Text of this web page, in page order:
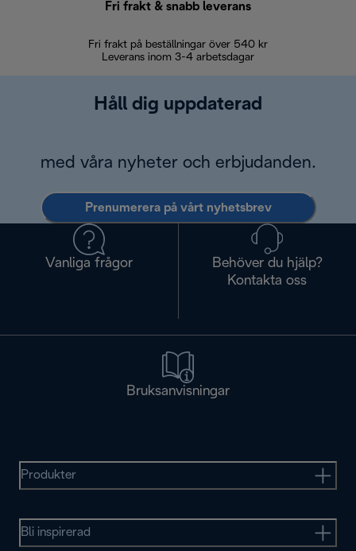
Fri frakt & snabb leverans
Fri frakt på beställningar över 540 kr
Leverans inom 3-4 arbetsdagar
Håll dig uppdaterad
med våra nyheter och erbjudanden.
Prenumerera på vårt nyhetsbrev
Vanliga frågor
Behöver du hjälp?
Kontakta oss
Bruksanvisningar
Produkter
Bli inspirerad